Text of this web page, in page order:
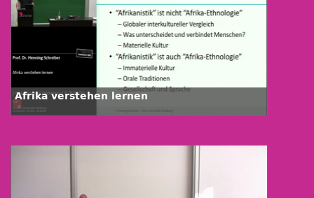
Afrika verstehen lernen